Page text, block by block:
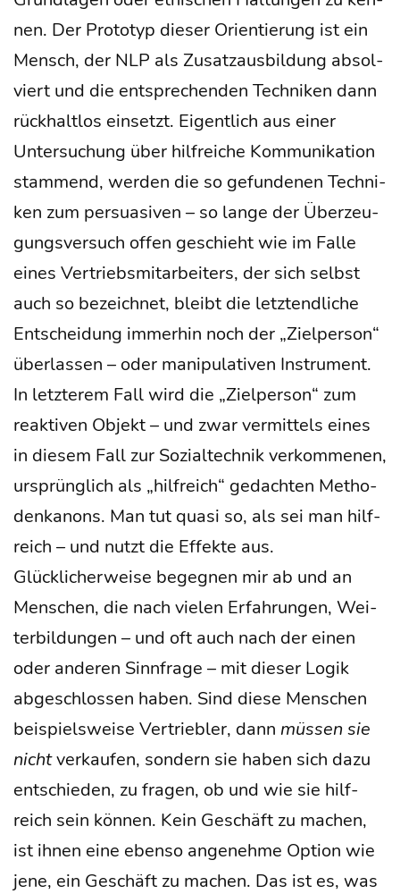
nen. Der Pro­to­typ die­ser Ori­en­tie­rung ist ein
Mensch, der NLP als Zusatz­aus­bil­dung absol­
viert und die ent­spre­chen­den Tech­ni­ken dann
rück­halt­los ein­setzt. Eigent­lich aus einer
Unter­su­chung über hilf­rei­che Kom­mu­ni­ka­ti­on
stam­mend, wer­den die so gefun­de­nen Tech­ni­
ken zum per­sua­si­ven – so lan­ge der Über­zeu­
gungs­ver­such offen geschieht wie im Fal­le
eines Ver­triebs­mit­ar­bei­ters, der sich selbst
auch so bezeich­net, bleibt die letzt­end­li­che
Ent­schei­dung immer­hin noch der „Ziel­per­son“
über­las­sen – oder mani­pu­la­ti­ven Instru­ment.
In letz­te­rem Fall wird die „Ziel­per­son“ zum
reak­ti­ven Objekt – und zwar ver­mit­tels eines
in die­sem Fall zur Sozi­al­tech­nik ver­kom­me­nen,
ursprüng­lich als „hilf­reich“ gedach­ten Metho­
den­ka­nons. Man tut qua­si so, als sei man hilf­
reich – und nutzt die Effek­te aus.
Glück­li­cher­wei­se begeg­nen mir ab und an
Men­schen, die nach vie­len Erfah­run­gen, Wei­
ter­bil­dun­gen – und oft auch nach der einen
oder ande­ren Sinn­fra­ge – mit die­ser Logik
abge­schlos­sen haben. Sind die­se Men­schen
bei­spiels­wei­se Ver­trieb­ler, dann müs­sen sie
nichtver­kau­fen, son­dern sie haben sich dazu
ent­schie­den, zu fra­gen, ob und wie sie hilf­
reich sein kön­nen. Kein Geschäft zu machen,
ist ihnen eine eben­so ange­neh­me Opti­on wie
jene, ein Geschäft zu machen. Das ist es, was